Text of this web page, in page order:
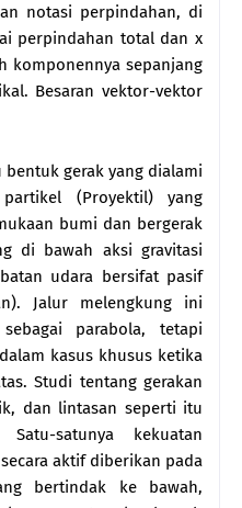
notasi perpindahan, di
perpindahan total dan x
komponennya sepanjang
Besaran vektor-vektor
bentuk gerak yang dialami
(Proyektil) yang
bumi dan bergerak
di bawah aksi gravitasi
udara bersifat pasif
Jalur melengkung ini
parabola, tetapi
kasus khusus ketika
Studi tentang gerakan
dan lintasan seperti itu
satunya kekuatan
aktif diberikan pada
bertindak ke bawah,